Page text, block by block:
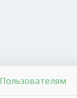
Пользователям